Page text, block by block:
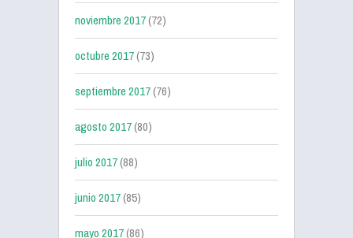
noviembre 2017(72)
octubre 2017(73)
septiembre 2017(76)
agosto 2017(80)
julio 2017(88)
junio 2017(85)
mayo 2017(86)